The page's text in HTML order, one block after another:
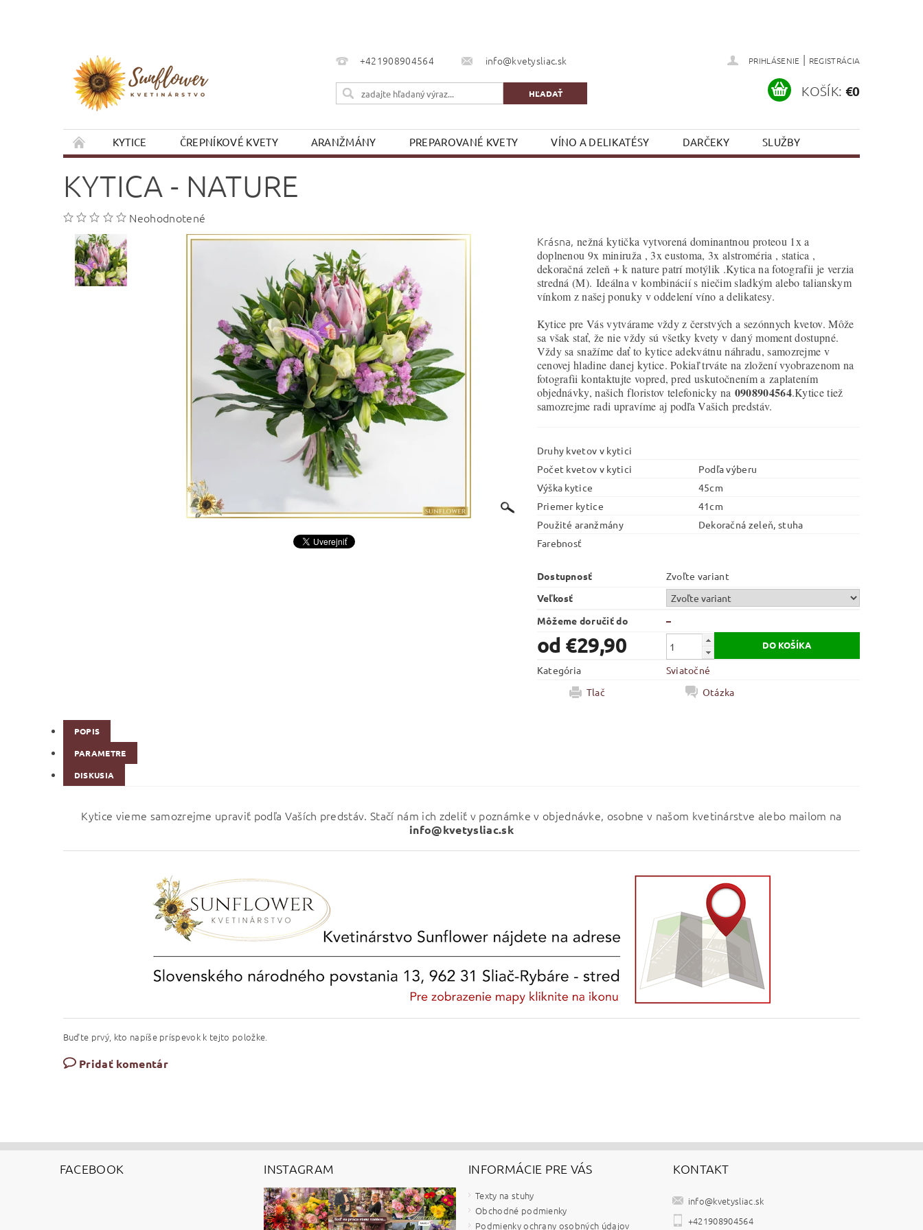
+421908904564 info@kvetysliac.sk PRIHLÁSENIE | REGISTRÁCIA
KOŠÍK: €0
KYTICE ČREPNÍKOVÉ KVETY ARANŽMÁNY PREPAROVANÉ KVETY VÍNO A DELIKATÉSY DARČEKY
SLUŽBY
KYTICA - NATURE
Neohodnotené
Krásna, nežná kytička vytvorená dominantnou proteou 1x a
doplnenou 9x miniruža , 3x eustoma, 3x alstroméria , statica ,
dekoračná zeleň + k nature patrí motýlik .Kytica na fotografii je verzia
stredná (M). Ideálna v kombinácií s niečim sladkým alebo talianskym
vínkom z našej ponuky v oddelení víno a delikatesy.
Kytice pre Vás vytvárame vždy z čerstvých a sezónnych kvetov. Môže
sa však stať, že nie vždy sú všetky kvety v daný moment dostupné.
Vždy sa snažíme dať to kytice adekvátnu náhradu, samozrejme v
cenovej hladine danej kytice. Pokiaľ trváte na zložení vyobrazenom na
fotografii kontaktujte vopred, pred uskutočnením a zaplatením
objednávky, našich floristov telefonicky na 0908904564.Kytice tiež
samozrejme radi upravíme aj podľa Vašich predstáv.
Druhy kvetov v kytici
Počet kvetov v kytici
Podľa výberu
Výška kytice
45cm
Priemer kytice
41cm
Použité aranžmány
Dekoračná zeleň, stuha
Farebnosť
Dostupnosť
Zvoľte variant
Veľkosť
Môžeme doručiť do
–
od €29,90
Kategória
Sviatočné
Tlač
Otázka
POPIS
PARAMETRE
DISKUSIA
Kytice vieme samozrejme upraviť podľa Vaších predstáv. Stačí nám ich zdeliť v poznámke v objednávke, osobne v našom kvetinárstve alebo mailom na
info@kvetysliac.sk
Buďte prvý, kto napíše príspevok k tejto položke.
Pridať komentár
FACEBOOK INSTAGRAM INFORMÁCIE PRE VÁS
Texty na stuhy
Obchodné podmienky
Podmienky ochrany osobných údajov
KONTAKT
info@kvetysliac.sk
+421908904564